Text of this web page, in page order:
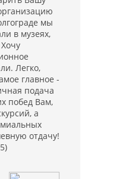
мы
в музеях,
Легко,
главное -
подача
побед Вам,
а
отдачу!